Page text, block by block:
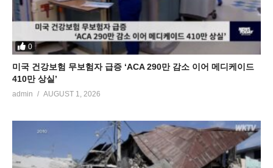
0
미국 건강보험 무보험자 급증 ‘ACA 290만 감소 이어 메디케이드
410만 상실’
admin AUGUST 1, 2026